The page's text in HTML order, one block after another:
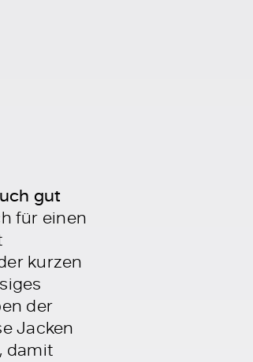
gut
für einen
kurzen
der
Jacken
damit